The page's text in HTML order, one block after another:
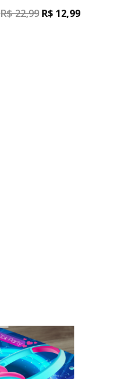
R$22,99 R$ 12,99